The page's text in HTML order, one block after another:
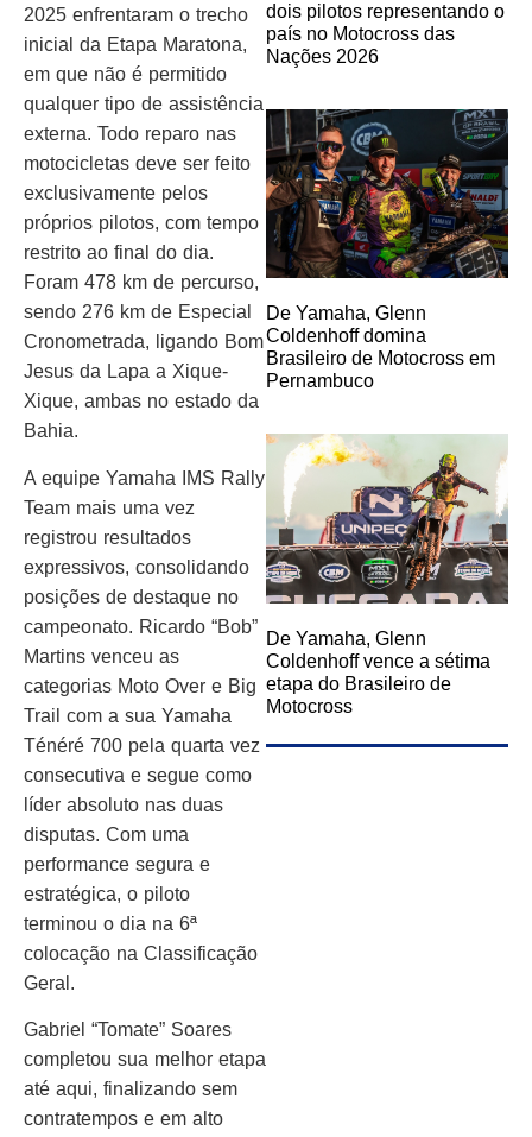
2025 enfrentaram o trecho
inicial da Etapa Maratona,
em que não é permitido
qualquer tipo de assistência
externa. Todo reparo nas
motocicletas deve ser feito
exclusivamente pelos
próprios pilotos, com tempo
restrito ao final do dia.
Foram 478 km de percurso,
sendo 276 km de Especial
Cronometrada, ligando Bom
Jesus da Lapa a Xique-
Xique, ambas no estado da
Bahia.
A equipe Yamaha IMS Rally
Team mais uma vez
registrou resultados
expressivos, consolidando
posições de destaque no
campeonato. Ricardo “Bob”
Martins venceu as
categorias Moto Over e Big
Trail com a sua Yamaha
Ténéré 700 pela quarta vez
consecutiva e segue como
líder absoluto nas duas
disputas. Com uma
performance segura e
estratégica, o piloto
terminou o dia na 6ª
colocação na Classificação
Geral.
Gabriel “Tomate” Soares
completou sua melhor etapa
até aqui, finalizando sem
contratempos e em alto
dois pilotos representando o
país no Motocross das
Nações 2026
De Yamaha, Glenn
Coldenhoff domina
Brasileiro de Motocross em
Pernambuco
De Yamaha, Glenn
Coldenhoff vence a sétima
etapa do Brasileiro de
Motocross